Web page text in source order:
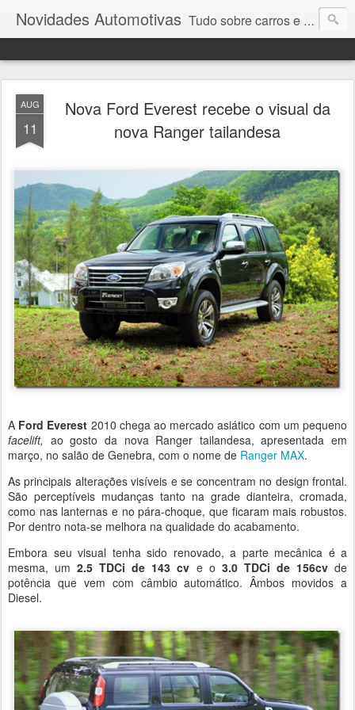
Novidades Automotivas Tudo sobre carros e motores
AUG
11
Nova Ford Everest recebe o visual da
nova Ranger tailandesa
A Ford Everest 2010 chega ao mercado asiático com um pequeno
facelift, ao gosto da nova Ranger tailandesa, apresentada em
março, no salão de Genebra, com o nome de Ranger MAX.
As principais alterações visíveis e se concentram no design frontal.
São perceptíveis mudanças tanto na grade dianteira, cromada,
como nas lanternas e no pára-choque, que ficaram mais robustos.
Por dentro nota-se melhora na qualidade do acabamento.
Embora seu visual tenha sido renovado, a parte mecânica é a
mesma, um2.5 TDCi de 143 cv e o 3.0 TDCi de 156cvde
potência que vem com câmbio automático. Âmbos movidos a
Diesel.